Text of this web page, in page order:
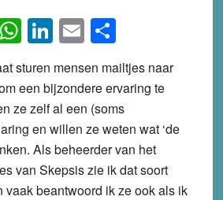
WhatsApp
LinkedIn
EmailShare
sturen mensen mailtjes naar
een bijzondere ervaring te
ze zelf al een (soms
en willen ze weten wat ‘de
Als beheerder van het
van Skepsis zie ik dat soort
vaak beantwoord ik ze ook als ik